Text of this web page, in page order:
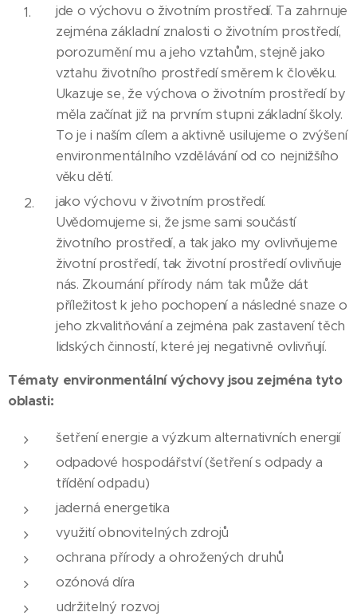
jde o výchovu o životním prostředí. Ta zahrnuje
zejména základní znalosti o životním prostředí,
porozumění mu a jeho vztahům, stejně jako
vztahu životního prostředí směrem k člověku.
Ukazuje se, že výchova o životním prostředí by
měla začínat již na prvním stupni základní školy.
To je i naším cílem a aktivně usilujeme o zvýšení
environmentálního vzdělávání od co nejnižšího
věku dětí.
jako výchovu v životním prostředí.
Uvědomujeme si, že jsme sami součástí
životního prostředí, a tak jako my ovlivňujeme
životní prostředí, tak životní prostředí ovlivňuje
nás. Zkoumání přírody nám tak může dát
příležitost k jeho pochopení a následné snaze o
jeho zkvalitňování a zejména pak zastavení těch
lidských činností, které jej negativně ovlivňují.
Tématy environmentální výchovy jsou zejména tyto
oblasti:
šetření energie a výzkum alternativních energií
odpadové hospodářství (šetření s odpady a
třídění odpadu)
jaderná energetika
využití obnovitelných zdrojů
ochrana přírody a ohrožených druhů
ozónová díra
udržitelný rozvoj